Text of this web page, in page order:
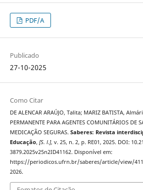
PDF/A
Publicado
27-10-2025
Como Citar
DE ALENCAR ARAÚJO, Talita; MARIZ BATISTA,
PERMANENTE PARA AGENTES COMUNITÁRIOS DE
MEDICAÇÃO SEGURAS. Saberes: Revista
Educação, [S. l.], v. 25, n. 2, p. RE01, 2025. DOI:
3879.2025v25n2ID41162. Disponível em:
https://periodicos.ufrn.br/saberes/article/view/
2026.